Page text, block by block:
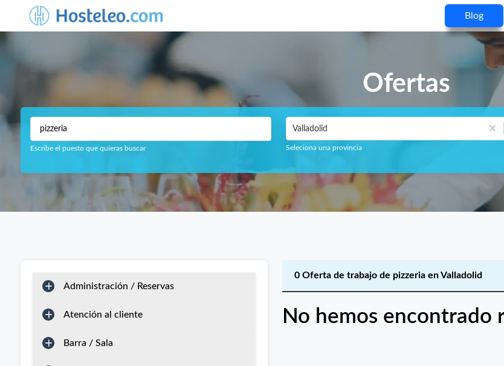
Blog
Ofertas
Escribe el puesto que quieras buscar
Valladolid
Seleciona una provincia
Administración / Reservas
Atención al cliente
Barra / Sala
0 Oferta de trabajo de pizzeria en Valladolid
No hemos encontrado